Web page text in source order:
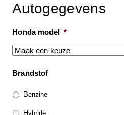
Autogegevens
Honda model *
Brandstof
Benzine
Hybride